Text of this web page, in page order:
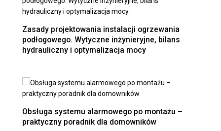
Zasady projektowania instalacji ogrzewania
podłogowego. Wytyczne inżynieryjne, bilans
hydrauliczny i optymalizacja mocy
Obsługa systemu alarmowego po montażu –
praktyczny poradnik dla domowników